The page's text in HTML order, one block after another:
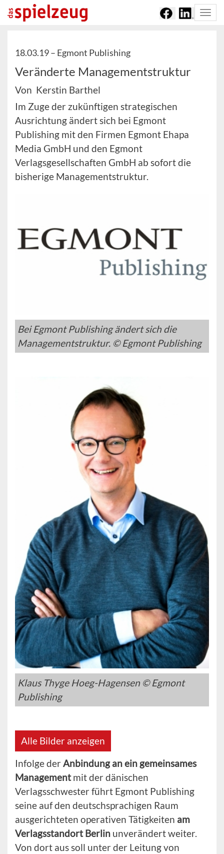
18.03.19 – Egmont Publishing
Veränderte Managementstruktur
Von Kerstin Barthel
Im Zuge der zukünftigen strategischen
Ausrichtung ändert sich bei Egmont
Publishing mit den Firmen Egmont Ehapa
Media GmbH und den Egmont
Verlagsgesellschaften GmbH ab sofort die
bisherige Managementstruktur.
Bei Egmont Publishing ändert sich die
Managementstruktur. © Egmont Publishing
Klaus Thyge Hoeg-Hagensen © Egmont
Publishing
Alle Bilder anzeigen
Infolge derAnbindung an ein gemeinsames
Managementmit der dänischen
Verlagsschwester führt Egmont Publishing
seine auf den deutschsprachigen Raum
ausgerichteten operativen Tätigkeiten am
Verlagsstandort Berlin unverändert weiter.
Von dort aus soll unter der Leitung von